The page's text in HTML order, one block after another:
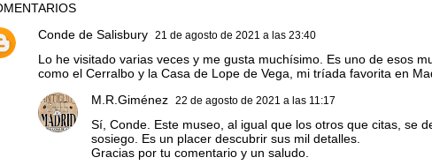
Conde de Salisbury 21 de agosto de 2021 a las 23:40
Lo he visitado varias veces y me gusta muchísimo. Es uno de esos
como el Cerralbo y la Casa de Lope de Vega, mi tríada favorita en
M.R.Giménez 22 de agosto de 2021 a las 11:17
Sí, Conde. Este museo, al igual que los otros que citas, se
sosiego. Es un placer descubrir sus mil detalles.
Gracias por tu comentario y un saludo.